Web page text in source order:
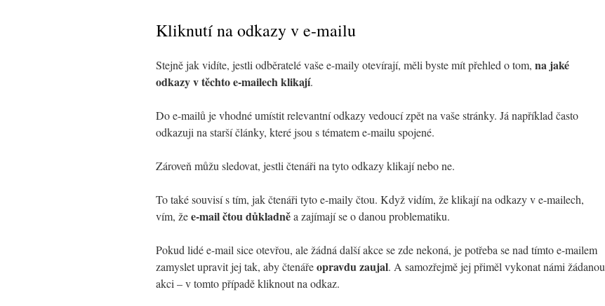
Kliknutí na odkazy v e-mailu
Stejně jak vidíte, jestli odběratelé vaše e-maily otevírají, měli byste mít přehled o tom, na jaké
odkazy v těchto e-mailech klikají.
Do e-mailů je vhodné umístit relevantní odkazy vedoucí zpět na vaše stránky. Já například často
odkazuji na starší články, které jsou s tématem e-mailu spojené.
Zároveň můžu sledovat, jestli čtenáři na tyto odkazy klikají nebo ne.
To také souvisí s tím, jak čtenáři tyto e-maily čtou. Když vidím, že klikají na odkazy v e-mailech,
vím, žee-mail čtou důkladněa zajímají se o danou problematiku.
Pokud lidé e-mail sice otevřou, ale žádná další akce se zde nekoná, je potřeba se nad tímto e-mailem
zamyslet upravit jej tak, aby čtenářeopravdu zaujal. A samozřejmě jej přiměl vykonat námi žádanou
akci – v tomto případě kliknout na odkaz.